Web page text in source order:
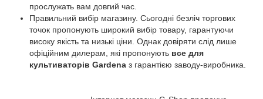
прослужать вам довгий час.
Правильний вибір магазину. Сьогодні безліч торгових
точок пропонують широкий вибір товару, гарантуючи
високу якість та низькі ціни. Однак довіряти слід лише
офіційним дилерам, які пропонують все для
культиваторів Gardena з гарантією заводу-виробника.